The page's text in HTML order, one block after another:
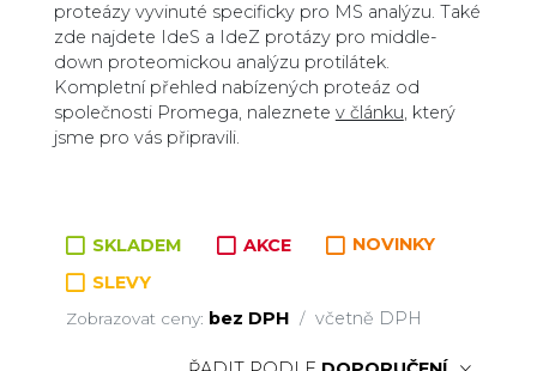
proteázy vyvinuté specificky pro MS analýzu. Také
zde najdete IdeS a IdeZ protázy pro middle-
down proteomickou analýzu protilátek.
Kompletní přehled nabízených proteáz od
společnosti Promega, naleznete v článku, který
jsme pro vás připravili.
SKLADEM AKCE
NOVINKY
SLEVY
Zobrazovat ceny: bez DPH / včetně DPH